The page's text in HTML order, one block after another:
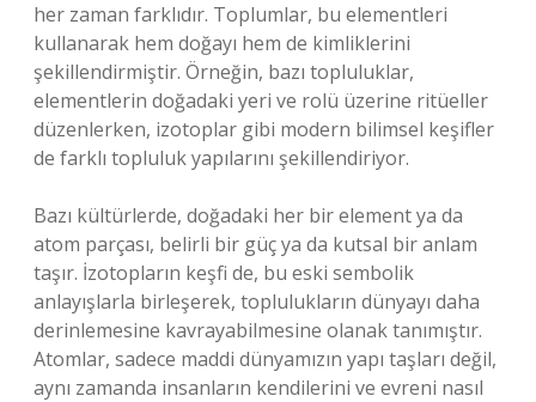
her zaman farklıdır. Toplumlar, bu elementleri
kullanarak hem doğayı hem de kimliklerini
şekillendirmiştir. Örneğin, bazı topluluklar,
elementlerin doğadaki yeri ve rolü üzerine ritüeller
düzenlerken, izotoplar gibi modern bilimsel keşifler
de farklı topluluk yapılarını şekillendiriyor.
Bazı kültürlerde, doğadaki her bir element ya da
atom parçası, belirli bir güç ya da kutsal bir anlam
taşır. İzotopların keşfi de, bu eski sembolik
anlayışlarla birleşerek, toplulukların dünyayı daha
derinlemesine kavrayabilmesine olanak tanımıştır.
Atomlar, sadece maddi dünyamızın yapı taşları değil,
aynı zamanda insanların kendilerini ve evreni nasıl